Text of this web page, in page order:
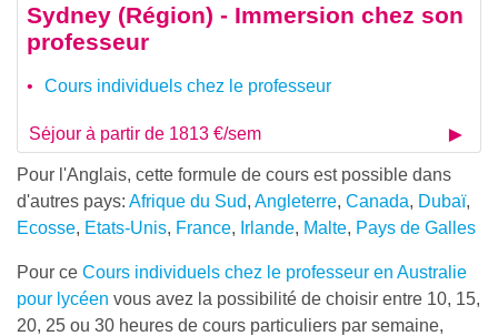
Sydney (Région) - Immersion chez son
professeur
Cours individuels chez le professeur
Séjour à partir de 1813 €/sem
Pour l'Anglais, cette formule de cours est possible dans
d'autres pays: Afrique du Sud, Angleterre, Canada, Dubaï,
Ecosse, Etats-Unis, France, Irlande, Malte, Pays de Galles
Pour ce Cours individuels chez le professeur en Australie
pour lycéen vous avez la possibilité de choisir entre 10, 15,
20, 25 ou 30 heures de cours particuliers par semaine,